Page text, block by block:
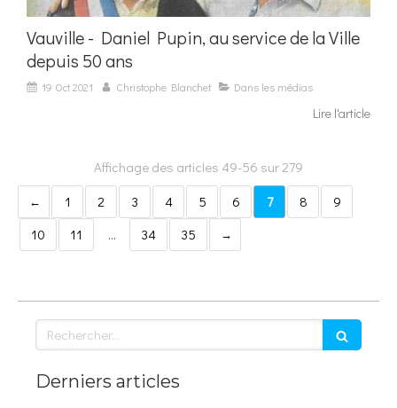
Vauville - Daniel Pupin, au service de la Ville
depuis 50 ans
19 Oct 2021 Christophe Blanchet Dans les médias
Lire l'article
Affichage des articles 49-56 sur 279
1
2 3 4 5 6 7 8
9
10
11 … 34 35
Rechercher
Derniers articles